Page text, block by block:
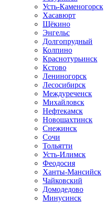
Усть-Каменогорск
Хасавюрт
Щёкино
Энгельс
Долгопрудный
Колпино
Краснотурьинск
Кстово
Лениногорск
Лесосибирск
Междуреченск
Михайловск
Нефтекамск
Новошахтинск
Снежинск
Сочи
Тольятти
Усть-Илимск
Феодосия
Ханты-Мансийск
Чайковский
Домодедово
Минусинск